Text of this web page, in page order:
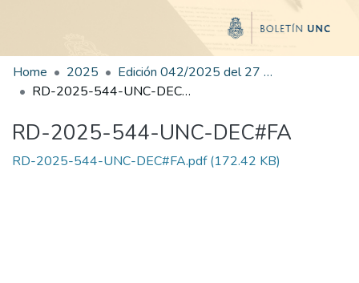
Home 2025
Edición 042/2025 del 27 de agosto de 2025
RD-2025-544-UNC-DEC#FA
RD-2025-544-UNC-DEC#FA
RD-2025-544-UNC-DEC#FA.pdf(172.42 KB)